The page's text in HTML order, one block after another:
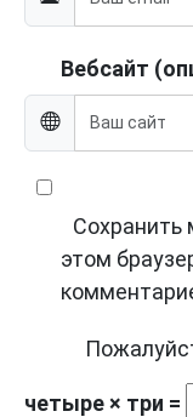
Вебсайт
Сохранить
этом
четыре × три =